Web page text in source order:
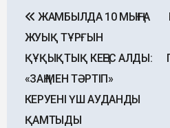
navigation
ЖАМБЫЛДА 10 МЫҢҒА
ЖУЫҚ ТҰРҒЫН
ҚҰҚЫҚТЫҚ КЕҢЕС АЛДЫ:
«ЗАҢ МЕН ТӘРТІП»
КЕРУЕНІ ҮШ АУДАНДЫ
ҚАМТЫДЫ